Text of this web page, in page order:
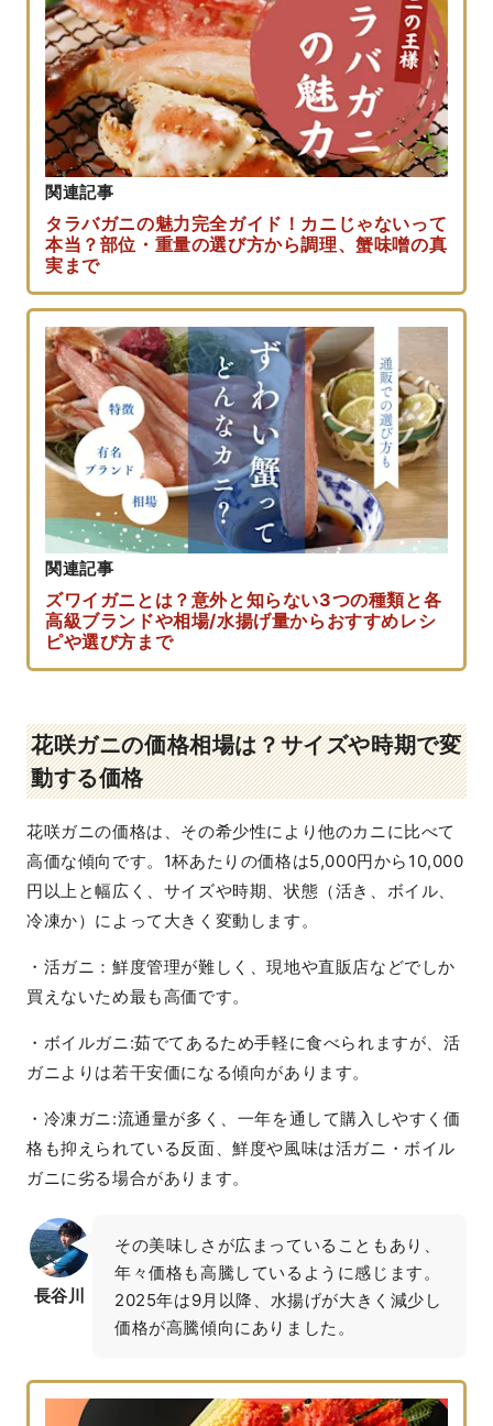
関連記事
タラバガニの魅力完全ガイド！カニじゃないって
本当？部位・重量の選び方から調理、蟹味噌の真
実まで
関連記事
ズワイガニとは？意外と知らない3つの種類と各
高級ブランドや相場/水揚げ量からおすすめレシ
ピや選び方まで
花咲ガニの価格相場は？サイズや時期で変
動する価格
花咲ガニの価格は、その希少性により他のカニに比べて
高価な傾向です。1杯あたりの価格は5,000円から10,000
円以上と幅広く、サイズや時期、状態（活き、ボイル、
冷凍か）によって大きく変動します。
・活ガニ：鮮度管理が難しく、現地や直販店などでしか
買えないため最も高価です。
・ボイルガニ:茹でてあるため手軽に食べられますが、活
ガニよりは若干安価になる傾向があります。
・冷凍ガニ:流通量が多く、一年を通して購入しやすく価
格も抑えられている反面、鮮度や風味は活ガニ・ボイル
ガニに劣る場合があります。
長谷川
その美味しさが広まっていることもあり、
年々価格も高騰しているように感じます。
2025年は9月以降、水揚げが大きく減少し
価格が高騰傾向にありました。